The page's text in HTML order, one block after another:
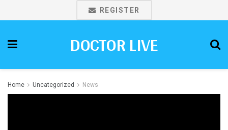
REGISTER
DOCTOR LIVE
Home Uncategorized News